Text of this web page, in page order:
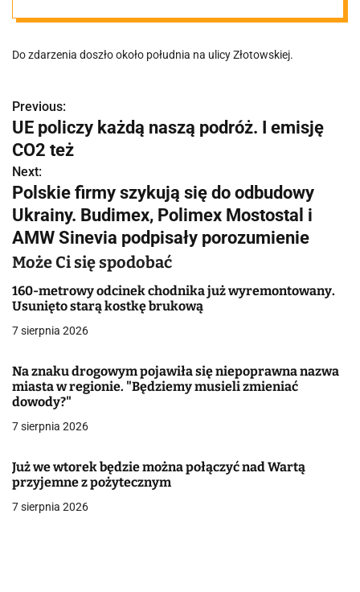
uderzył w
nadjeżdżające
auto, jego
motocykl
przejechał 100
metrów i
uszkodził
zaparkowany
samochód
Do zdarzenia doszło około południa na ulicy Złotowskiej.
N
a
w
i
g
a
c
j
w
p
s
u
Previous:
UE policzy każdą naszą podróż. I emisję
CO2 też
Next:
Polskie firmy szykują się do odbudowy
Ukrainy. Budimex, Polimex Mostostal i
AMW Sinevia podpisały porozumienie
Może Ci się spodobać
160-metrowy odcinek chodnika już wyremontowany.
Usunięto starą kostkę brukową
7 sierpnia 2026
Na znaku drogowym pojawiła się niepoprawna nazwa
miasta w regionie. "Będziemy musieli zmieniać
dowody?"
7 sierpnia 2026
Już we wtorek będzie można połączyć nad Wartą
przyjemne z pożytecznym
7 sierpnia 2026